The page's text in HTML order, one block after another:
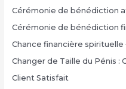
Cérémonie de bénédiction
Cérémonie de bénédiction
Chance financière spirituelle
Changer de Taille du Pénis :
Client Satisfait